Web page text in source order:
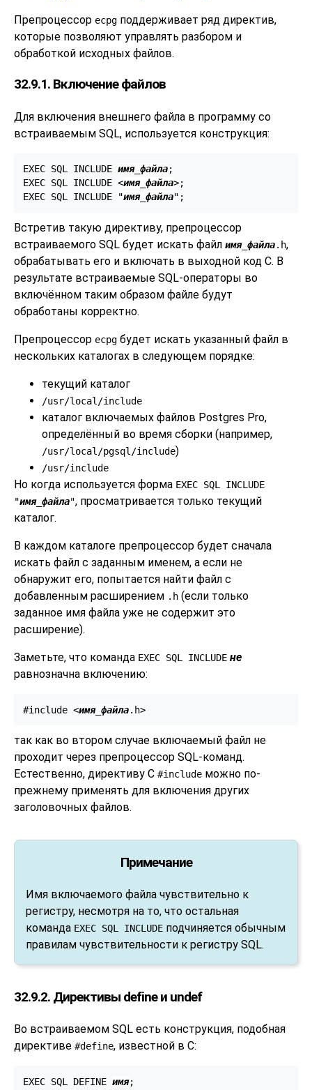
Препроцессор ecpg поддерживает ряд директив,
которые позволяют управлять разбором и
обработкой исходных файлов.
32.9.1. Включение файлов
Для включения внешнего файла в программу со
встраиваемым SQL, используется конструкция:
EXEC SQL INCLUDE имя_файла;
EXEC SQL INCLUDE <имя_файла>;
EXEC SQL INCLUDE "имя_файла";
Встретив такую директиву, препроцессор
встраиваемого SQL будет искать файл имя_файла.h,
обрабатывать его и включать в выходной код C. В
результате встраиваемые SQL-операторы во
включённом таким образом файле будут
обработаны корректно.
Препроцессор ecpg будет искать указанный файл в
нескольких каталогах в следующем порядке:
текущий каталог
/usr/local/include
каталог включаемых файлов Postgres Pro,
определённый во время сборки (например,
/usr/local/pgsql/include)
/usr/include
Но когда используется форма EXEC SQL INCLUDE
"имя_файла", просматривается только текущий
каталог.
В каждом каталоге препроцессор будет сначала
искать файл с заданным именем, а если не
обнаружит его, попытается найти файл с
добавленным расширением .h (если только
заданное имя файла уже не содержит это
расширение).
Заметьте, что команда EXEC SQL INCLUDE не
равнозначна включению:
#include <имя_файла.h>
так как во втором случае включаемый файл не
проходит через препроцессор SQL-команд.
Естественно, директиву C #include можно по-
прежнему применять для включения других
заголовочных файлов.
Примечание
Имя включаемого файла чувствительно к
регистру, несмотря на то, что остальная
команда EXEC SQL INCLUDE подчиняется обычным
правилам чувствительности к регистру SQL.
32.9.2. Директивы define и undef
Во встраиваемом SQL есть конструкция, подобная
директиве #define, известной в C:
EXEC SQL DEFINE имя;